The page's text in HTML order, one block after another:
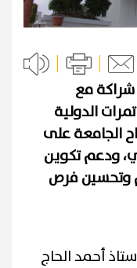
مع
الدولية
الجامعة على
ودعم تكوين
وتحسين فرص
أحمد الحاج